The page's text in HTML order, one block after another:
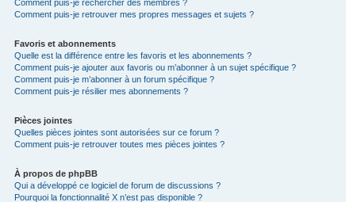
Comment puis-je rechercher des membres ?
Comment puis-je retrouver mes propres messages et sujets ?
Favoris et abonnements
Quelle est la différence entre les favoris et les abonnements ?
Comment puis-je ajouter aux favoris ou m’abonner à un sujet spécifique ?
Comment puis-je m’abonner à un forum spécifique ?
Comment puis-je résilier mes abonnements ?
Pièces jointes
Quelles pièces jointes sont autorisées sur ce forum ?
Comment puis-je retrouver toutes mes pièces jointes ?
À propos de phpBB
Qui a développé ce logiciel de forum de discussions ?
Pourquoi la fonctionnalité X n’est pas disponible ?